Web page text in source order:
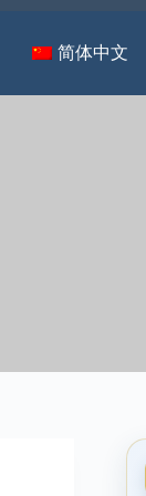
简体中文